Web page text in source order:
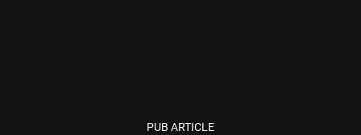
PUB ARTICLE